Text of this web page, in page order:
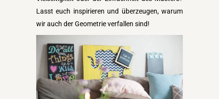
Lasst euch inspirieren und überzeugen, warum
wir auch der Geometrie verfallen sind!